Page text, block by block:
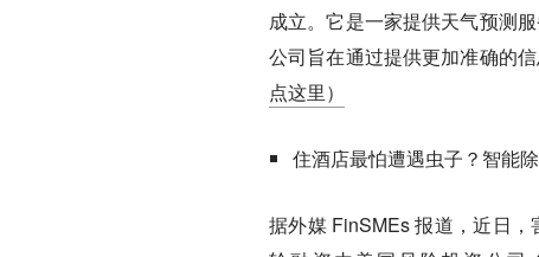
成立。它是一家提供天气预测
公司旨在通过提供更加准确的
点这里）
住酒店最怕遭遇虫子？智能
据外媒 FinSMEs 报道，近日